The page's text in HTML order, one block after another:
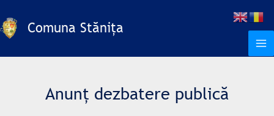
to
contentComuna Stănița
Anunț dezbatere publică